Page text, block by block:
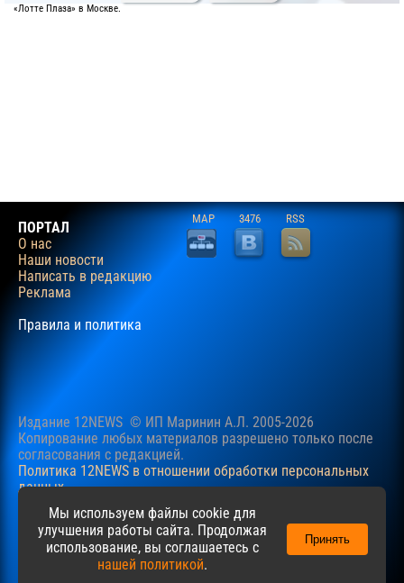
«Лотте Плаза» в Москве.
ПОРТАЛ
О нас
Наши новости
Написать в редакцию
Реклама
Правила и политика
MAP 3476 RSS
Издание 12NEWS © ИП Маринин А.Л. 2005-2026
Копирование любых материалов разрешено только после
согласования c редакцией.
Политика 12NEWS в отношении обработки персональных
данных
Наш сайт использует файлы cookie для учучшения
пользовательского опыта. Продолжая просматривать сайт,
вы соглашаетесь с нашейПолитикойв отношении файлов
Мы используем файлы cookie для
улучшения работы сайта. Продолжая
использование, вы соглашаетесь с
нашей политикой.
Принять